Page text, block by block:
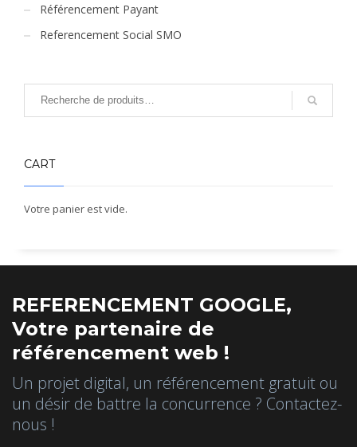
Référencement Payant
Referencement Social SMO
CART
Votre panier est vide.
REFERENCEMENT GOOGLE,
Votre partenaire de
référencement web !
Un projet digital, un référencement gratuit ou
un désir de battre la concurrence ? Contactez-
nous !